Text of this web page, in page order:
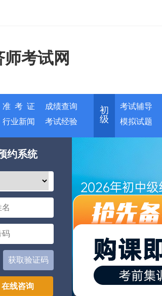
师考试网
准 考 证
成绩查询
行业新闻 考试经验
初
级
考试辅导
模拟试题
约系统
获取验证码
在线咨询